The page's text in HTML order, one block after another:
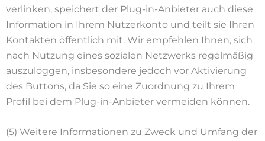
verlinken, speichert der Plug-in-Anbieter auch diese
Information in Ihrem Nutzerkonto und teilt sie Ihren
Kontakten öffentlich mit. Wir empfehlen Ihnen, sich
nach Nutzung eines sozialen Netzwerks regelmäßig
auszuloggen, insbesondere jedoch vor Aktivierung
des Buttons, da Sie so eine Zuordnung zu Ihrem
Profil bei dem Plug-in-Anbieter vermeiden können.
(5) Weitere Informationen zu Zweck und Umfang der